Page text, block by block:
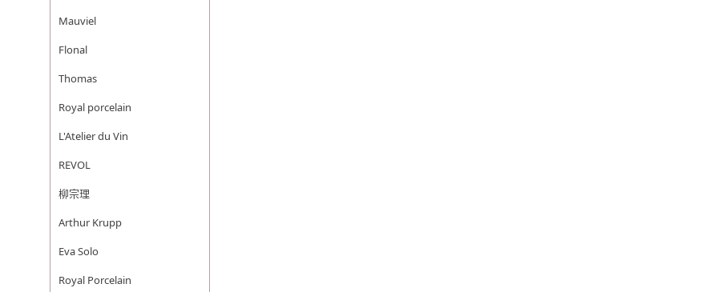
Mauviel
Flonal
Thomas
Royal porcelain
L'Atelier du Vin
REVOL
柳宗理
Arthur Krupp
Eva Solo
Royal Porcelain